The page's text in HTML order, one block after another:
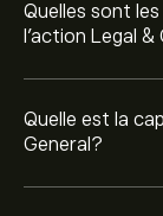
Quelles sont
l'action Legal &
Quelle est la
General?